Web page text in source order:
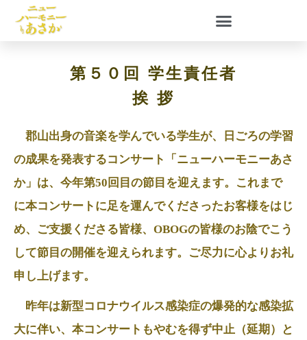
第５０回 学生責任者
挨 拶
郡山出身の音楽を学んでいる学生が、日ごろの学習
の成果を発表するコンサート「ニューハーモニーあさ
か」は、今年第50回目の節目を迎えます。これまで
に本コンサートに足を運んでくださったお客様をはじ
め、ご支援くださる皆様、OBOGの皆様のお陰でこう
して節目の開催を迎えられます。ご尽力に心よりお礼
申し上げます。
昨年は新型コロナウイルス感染症の爆発的な感染拡
大に伴い、本コンサートもやむを得ず中止（延期）と